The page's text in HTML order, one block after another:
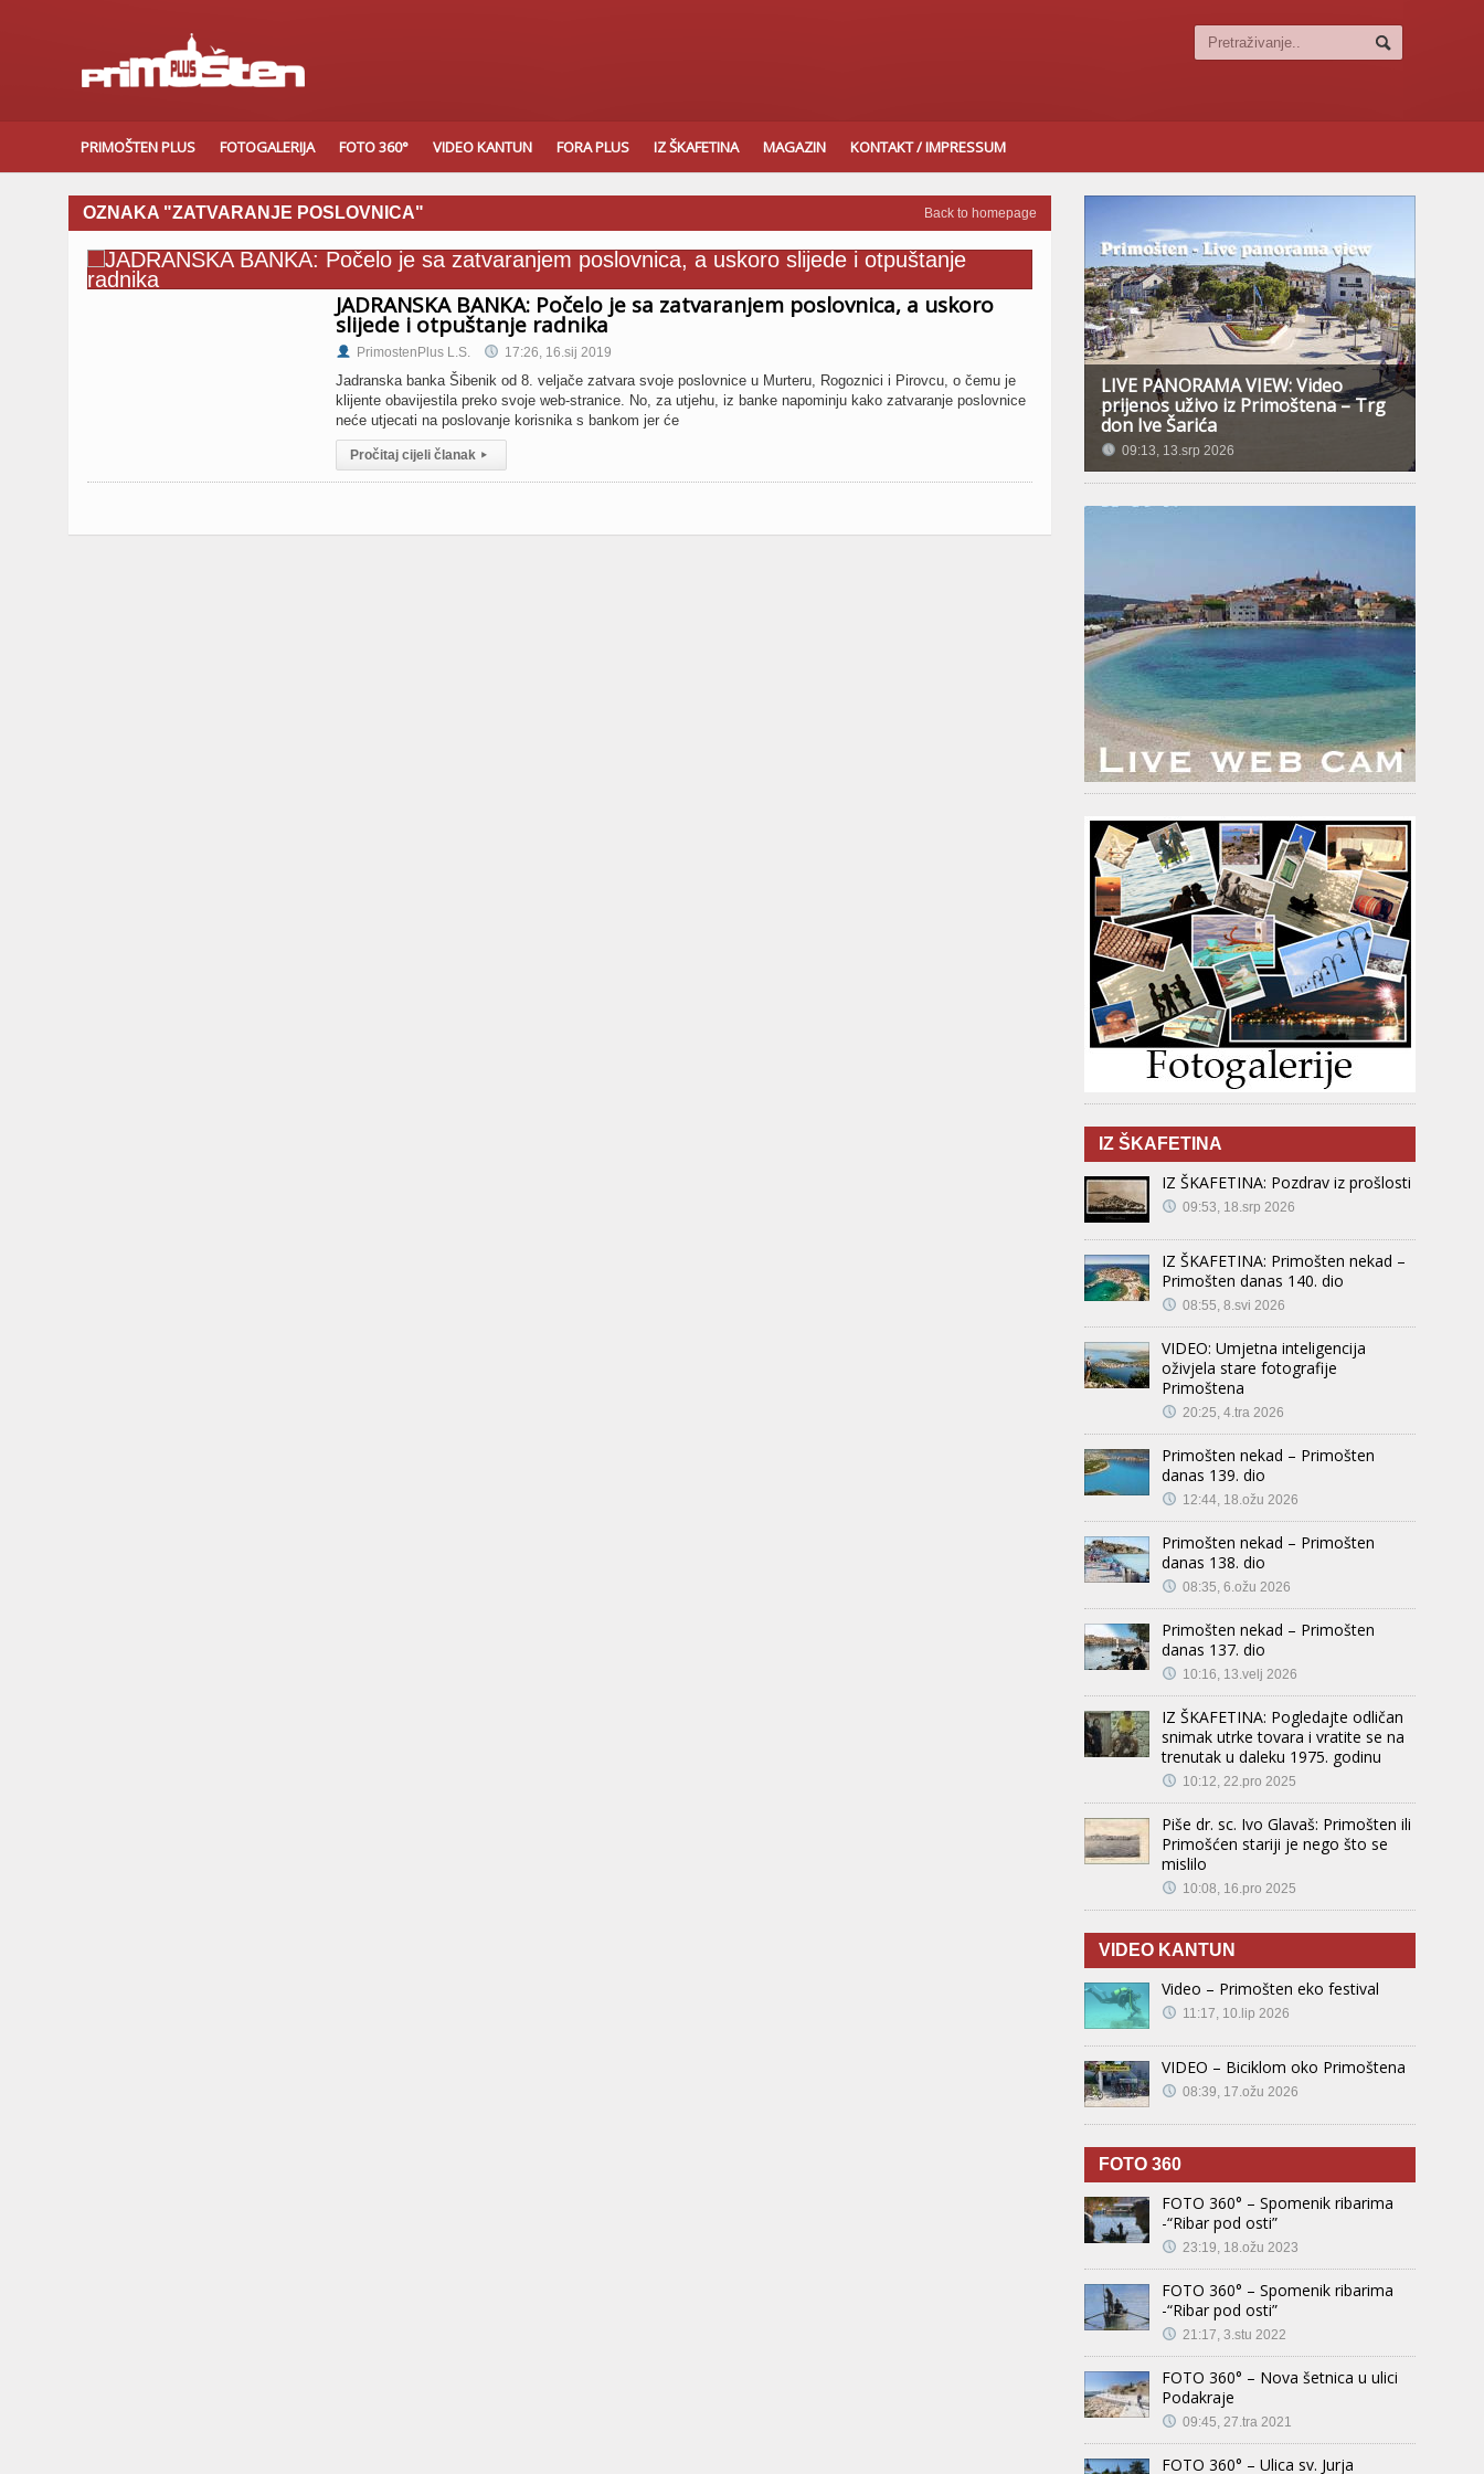
PRIMOŠTEN PLUS FOTOGALERIJA FOTO 360° VIDEO KANTUN FORA PLUS IZ ŠKAFETINA MAGAZIN KONTAKT / IMPRESSUM
Back to homepage
OZNAKA "ZATVARANJE POSLOVNICA"
JADRANSKA BANKA: Počelo je sa zatvaranjem poslovnica, a uskoro
slijede i otpuštanje radnika
PrimostenPlus L.S. 17:26, 16.sij 2019
Jadranska banka Šibenik od 8. veljače zatvara svoje poslovnice u Murteru, Rogoznici i Pirovcu, o čemu je
klijente obavijestila preko svoje web-stranice. No, za utjehu, iz banke napominju kako zatvaranje poslovnice
neće utjecati na poslovanje korisnika s bankom jer će
Pročitaj cijeli članak ▸
LIVE PANORAMA VIEW: Video
prijenos uživo iz Primoštena – Trg
don Ive Šarića
09:13, 13.srp 2026
IZ ŠKAFETINA
IZ ŠKAFETINA: Pozdrav iz prošlosti
09:53, 18.srp 2026
IZ ŠKAFETINA: Primošten nekad –
Primošten danas 140. dio
08:55, 8.svi 2026
VIDEO: Umjetna inteligencija
oživjela stare fotografije
Primoštena
20:25, 4.tra 2026
Primošten nekad – Primošten
danas 139. dio
12:44, 18.ožu 2026
Primošten nekad – Primošten
danas 138. dio
08:35, 6.ožu 2026
Primošten nekad – Primošten
danas 137. dio
10:16, 13.velj 2026
IZ ŠKAFETINA: Pogledajte odličan
snimak utrke tovara i vratite se na
trenutak u daleku 1975. godinu
10:12, 22.pro 2025
Piše dr. sc. Ivo Glavaš: Primošten ili
Primošćen stariji je nego što se
mislilo
10:08, 16.pro 2025
VIDEO KANTUN
Video – Primošten eko festival
11:17, 10.lip 2026
VIDEO – Biciklom oko Primoštena
08:39, 17.ožu 2026
FOTO 360
FOTO 360° – Spomenik ribarima
-“Ribar pod osti”
23:19, 18.ožu 2023
FOTO 360° – Spomenik ribarima
-“Ribar pod osti”
21:17, 3.stu 2022
FOTO 360° – Nova šetnica u ulici
Podakraje
09:45, 27.tra 2021
FOTO 360° – Ulica sv. Jurja